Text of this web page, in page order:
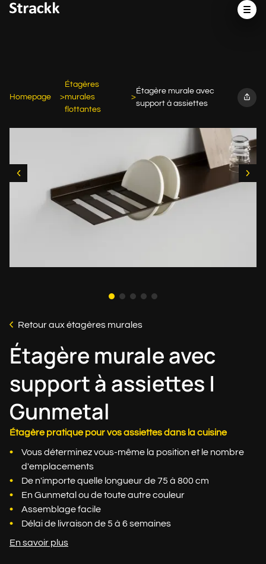
Homepage
Étagères
murales
flottantes
Étagère murale avec
support à assiettes
Retour aux étagères murales
Étagère murale avec
support à assiettes |
Gunmetal
Étagère pratique pour vos assiettes dans la cuisine
Vous déterminez vous-même la position et le nombre
d'emplacements
De n'importe quelle longueur de 75 à 800 cm
En Gunmetal ou de toute autre couleur
Assemblage facile
Délai de livraison de 5 à 6 semaines
En savoir plus